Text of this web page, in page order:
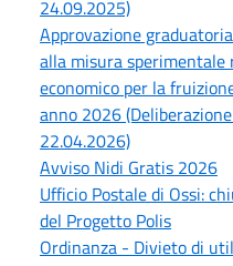
24.09.2025)
Approvazione
alla misura sperimentale
economico per la
anno 2026
22.04.2026)
Avviso Nidi Gratis 2026
Ufficio Postale di Ossi:
del Progetto Polis
Ordinanza - Divieto di